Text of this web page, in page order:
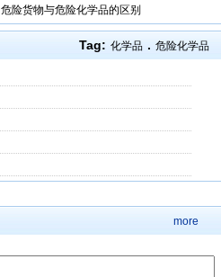
危险货物与危险化学品的区别
Tag: 化学品 . 危险化学品
more